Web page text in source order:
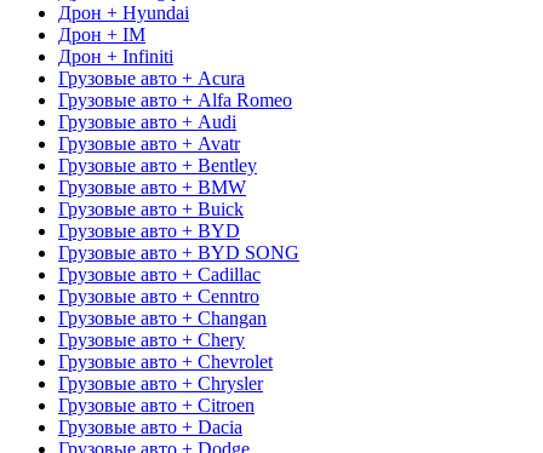
Дрон + Hyundai
Дрон + IM
Дрон + Infiniti
Грузовые авто + Acura
Грузовые авто + Alfa Romeo
Грузовые авто + Audi
Грузовые авто + Avatr
Грузовые авто + Bentley
Грузовые авто + BMW
Грузовые авто + Buick
Грузовые авто + BYD
Грузовые авто + BYD SONG
Грузовые авто + Cadillac
Грузовые авто + Cenntro
Грузовые авто + Changan
Грузовые авто + Chery
Грузовые авто + Chevrolet
Грузовые авто + Chrysler
Грузовые авто + Citroen
Грузовые авто + Dacia
Грузовые авто + Dodge